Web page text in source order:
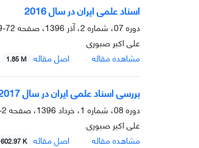
اسناد علمی ایران در سال 2016
دوره 07، شماره 2، آذر 1396، صفحه
72-79
علی اکبر صبوری
مشاهده مقاله
اصل مقاله 1.85 M
بررسی اسناد علمی ایران در سال 2017
دوره 08، شماره 1، خرداد 1396، صفحه
2-13
علی اکبر صبوری
مشاهده مقاله
اصل مقاله 602.97 K